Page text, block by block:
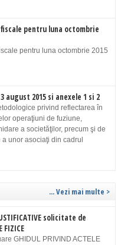
pentru luna octombrie
pentru luna octombrie 2015
august 2015 si anexele 1 si 2
privind reflectarea în
operaţiuni de fuziune,
a societăţilor, precum şi de
unor asociaţi din cadrul
... Vezi mai multe >
solicitate de
FIZICE
GHIDUL PRIVIND ACTELE